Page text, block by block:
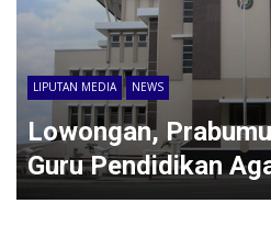
LIPUTAN MEDIA NEWS
Lowongan,
Guru Pendidikan